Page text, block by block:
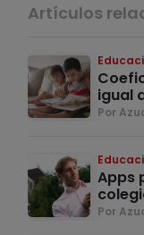
Artículos
igual
Por
Apps
Por